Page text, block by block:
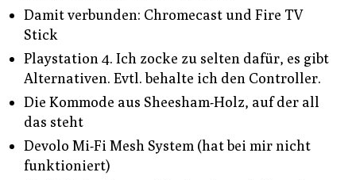
Damit verbunden: Chromecast und Fire TV
Stick
Playstation 4. Ich zocke zu selten dafür, es gibt
Alternativen. Evtl. behalte ich den Controller.
Die Kommode aus Sheesham-Holz, auf der all
das steht
Devolo Mi-Fi Mesh System (hat bei mir nicht
funktioniert)